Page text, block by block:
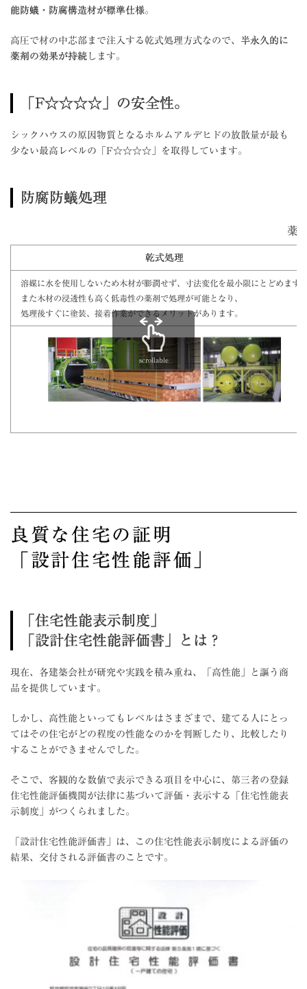
能防蟻・防腐構造材が標準仕様。
高圧で材の中芯部まで注入する乾式処理方式なので、 半永久的に
薬剤の効果が持続 します。
「F☆☆☆☆」の安全性。
シックハウスの原因物質となるホルムアルデヒドの放散量が最も
少ない最高レベルの「F☆☆☆☆」を取得しています。
防腐防蟻処理
薬
乾式処理
溶媒に水を使用しないため木材が膨潤せず、寸法変化を最小限にとどめます
また木材の浸透性も高く低毒性の薬剤で処理が可能となり、
処理後すぐに塗装、接着作業ができるメリットがあります。
scrollable
良質な住宅の証明
「設計住宅性能評価」
「住宅性能表示制度」
「設計住宅性能評価書」とは？
現在、各建築会社が研究や実践を積み重ね、「高性能」と謳う商
品を提供しています。
しかし、高性能といってもレベルはさまざまで、建てる人にとっ
てはその住宅がどの程度の性能なのかを判断したり、比較したり
することができませんでした。
そこで、客観的な数値で表示できる項目を中心に、第三者の登録
住宅性能評価機関が法律に基づいて評価・表示する「住宅性能表
示制度」がつくられました。
「設計住宅性能評価書」は、この住宅性能表示制度による評価の
結果、交付される評価書のことです。